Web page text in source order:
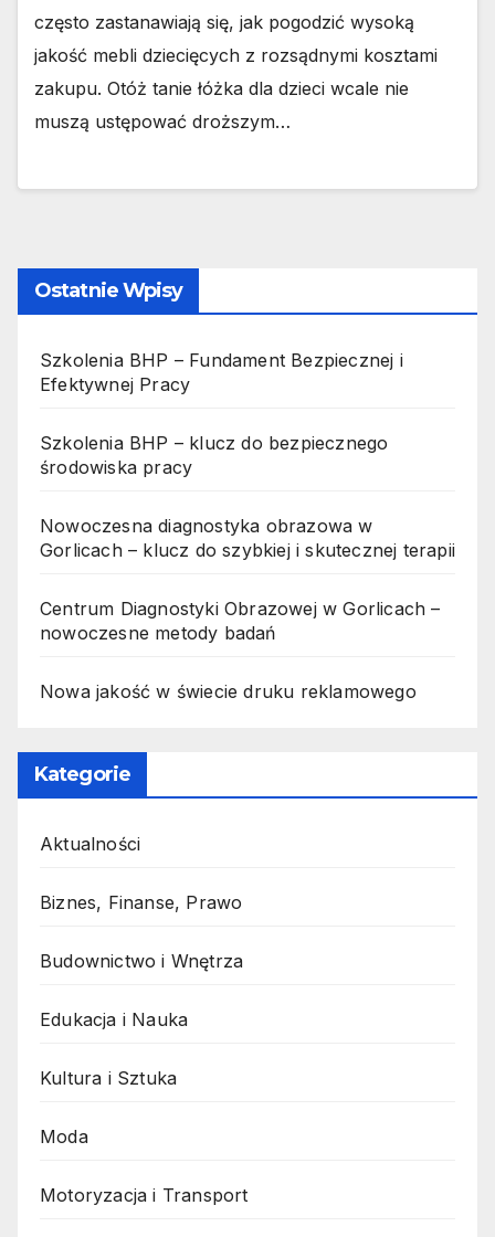
często zastanawiają się, jak pogodzić wysoką
jakość mebli dziecięcych z rozsądnymi kosztami
zakupu. Otóż tanie łóżka dla dzieci wcale nie
muszą ustępować droższym…
Ostatnie Wpisy
Szkolenia BHP – Fundament Bezpiecznej i
Efektywnej Pracy
Szkolenia BHP – klucz do bezpiecznego
środowiska pracy
Nowoczesna diagnostyka obrazowa w
Gorlicach – klucz do szybkiej i skutecznej terapii
Centrum Diagnostyki Obrazowej w Gorlicach –
nowoczesne metody badań
Nowa jakość w świecie druku reklamowego
Kategorie
Aktualności
Biznes, Finanse, Prawo
Budownictwo i Wnętrza
Edukacja i Nauka
Kultura i Sztuka
Moda
Motoryzacja i Transport